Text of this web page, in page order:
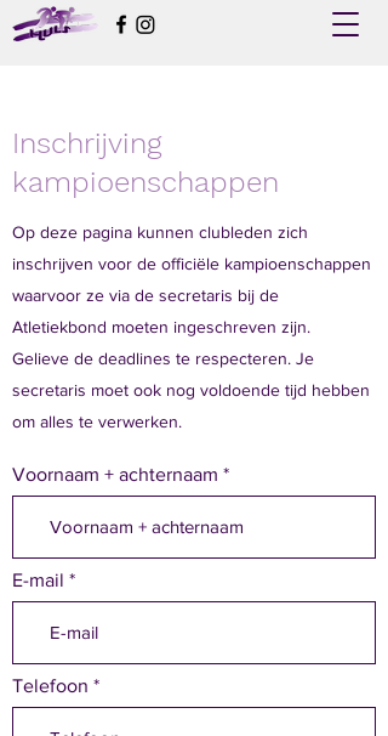
Inschrijving
kampioenschappen
Op deze pagina kunnen clubleden zich
inschrijven voor de officiële kampioenschappen
waarvoor ze via de secretaris bij de
Atletiekbond moeten ingeschreven zijn.
Gelieve de deadlines te respecteren. Je
secretaris moet ook nog voldoende tijd hebben
om alles te verwerken.
Voornaam + achternaam
E-mail
Telefoon